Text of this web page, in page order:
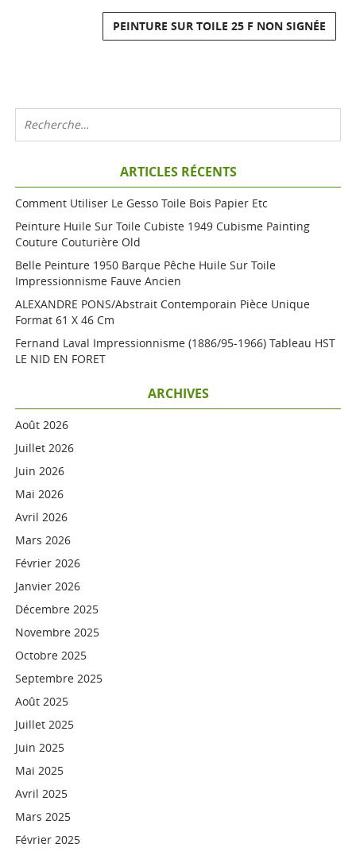
PEINTURE SUR TOILE 25 F NON SIGNÉE
ARTICLES RÉCENTS
Comment Utiliser Le Gesso Toile Bois Papier Etc
Peinture Huile Sur Toile Cubiste 1949 Cubisme Painting
Couture Couturière Old
Belle Peinture 1950 Barque Pêche Huile Sur Toile
Impressionnisme Fauve Ancien
ALEXANDRE PONS/Abstrait Contemporain Pièce Unique
Format 61 X 46 Cm
Fernand Laval Impressionnisme (1886/95-1966) Tableau HST
LE NID EN FORET
ARCHIVES
Août 2026
Juillet 2026
Juin 2026
Mai 2026
Avril 2026
Mars 2026
Février 2026
Janvier 2026
Décembre 2025
Novembre 2025
Octobre 2025
Septembre 2025
Août 2025
Juillet 2025
Juin 2025
Mai 2025
Avril 2025
Mars 2025
Février 2025